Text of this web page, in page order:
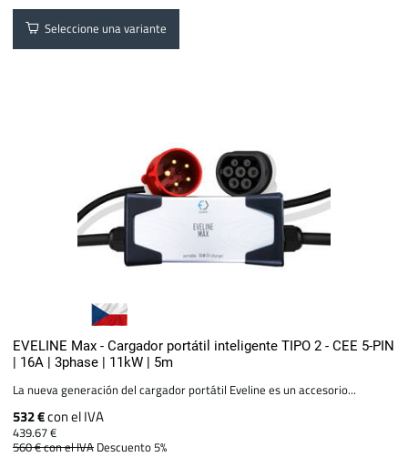
Seleccione una variante
EVELINE Max - Cargador portátil inteligente TIPO 2 - CEE 5-PIN
| 16A | 3phase | 11kW | 5m
La nueva generación del cargador portátil Eveline es un accesorio...
532 €con el IVA
439.67 €
560 €con el IVA Descuento 5%